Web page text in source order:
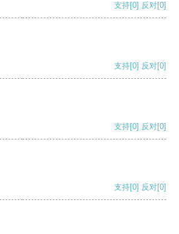
支持[0] 反对[0]
支持[0] 反对[0]
支持[0] 反对[0]
支持[0] 反对[0]